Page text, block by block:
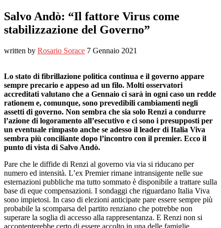
Salvo Andò: “Il fattore Virus come
stabilizzazione del Governo”
written by Rosario Sorace 7 Gennaio 2021
Lo stato di fibrillazione politica continua e il governo appare
sempre precario e appeso ad un filo. Molti osservatori
accreditati valutano che a Gennaio ci sarà in ogni caso un redde
rationem e, comunque, sono prevedibili cambiamenti negli
assetti di governo. Non sembra che sia solo Renzi a condurre
l’azione di logoramento all’esecutivo e ci sono i presupposti per
un eventuale rimpasto anche se adesso il leader di Italia Viva
sembra più conciliante dopo l’incontro con il premier. Ecco il
punto di vista di Salvo Andò.
Pare che le diffide di Renzi al governo via via si riducano per
numero ed intensità. L’ex Premier rimane intransigente nelle sue
esternazioni pubbliche ma tutto sommato è disponibile a trattare sulla
base di eque compensazioni. I sondaggi che riguardano Italia Viva
sono impietosi. In caso di elezioni anticipate pare essere sempre più
probabile la scomparsa del partito renziano che potrebbe non
superare la soglia di accesso alla rappresentanza. E Renzi non si
accontenterebbe certo di essere accolto in una delle famiglie